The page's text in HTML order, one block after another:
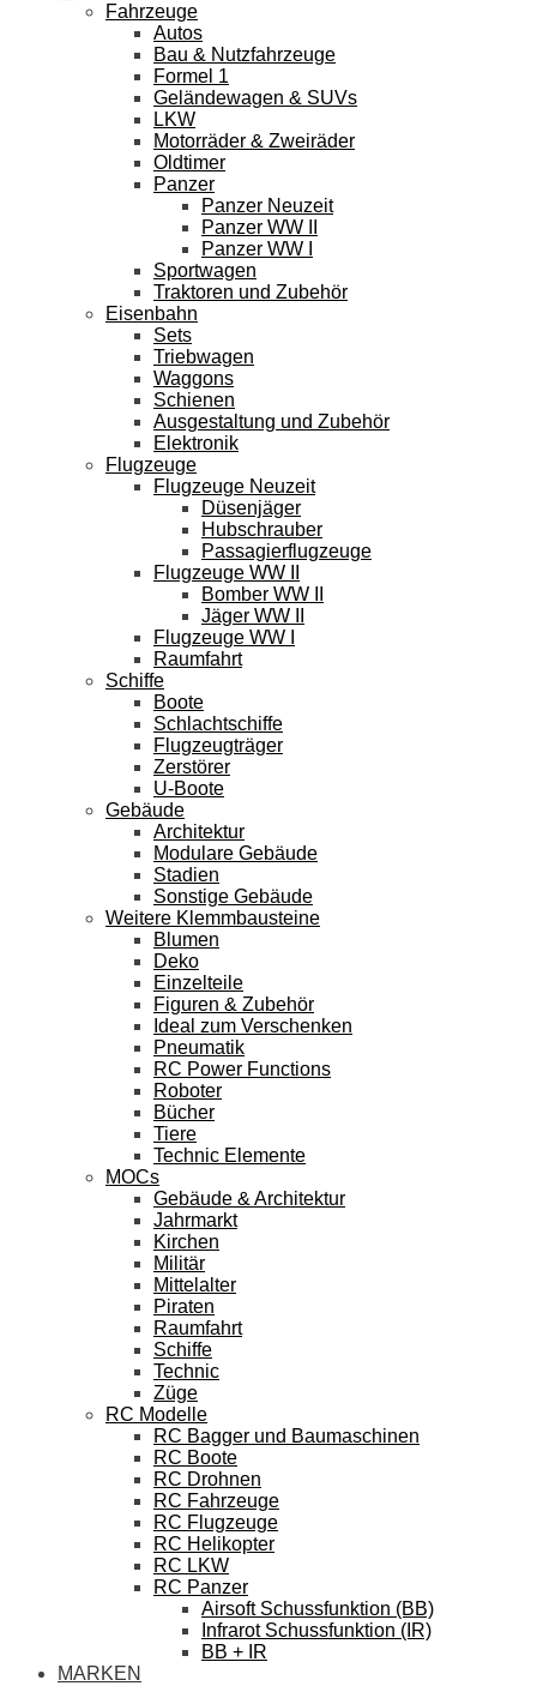
Fahrzeuge
Autos
Bau & Nutzfahrzeuge
Formel 1
Geländewagen & SUVs
LKW
Motorräder & Zweiräder
Oldtimer
Panzer
Panzer Neuzeit
Panzer WW II
Panzer WW I
Sportwagen
Traktoren und Zubehör
Eisenbahn
Sets
Triebwagen
Waggons
Schienen
Ausgestaltung und Zubehör
Elektronik
Flugzeuge
Flugzeuge Neuzeit
Düsenjäger
Hubschrauber
Passagierflugzeuge
Flugzeuge WW II
Bomber WW II
Jäger WW II
Flugzeuge WW I
Raumfahrt
Schiffe
Boote
Schlachtschiffe
Flugzeugträger
Zerstörer
U-Boote
Gebäude
Architektur
Modulare Gebäude
Stadien
Sonstige Gebäude
Weitere Klemmbausteine
Blumen
Deko
Einzelteile
Figuren & Zubehör
Ideal zum Verschenken
Pneumatik
RC Power Functions
Roboter
Bücher
Tiere
Technic Elemente
MOCs
Gebäude & Architektur
Jahrmarkt
Kirchen
Militär
Mittelalter
Piraten
Raumfahrt
Schiffe
Technic
Züge
RC Modelle
RC Bagger und Baumaschinen
RC Boote
RC Drohnen
RC Fahrzeuge
RC Flugzeuge
RC Helikopter
RC LKW
RC Panzer
Airsoft Schussfunktion (BB)
Infrarot Schussfunktion (IR)
BB + IR
MARKEN